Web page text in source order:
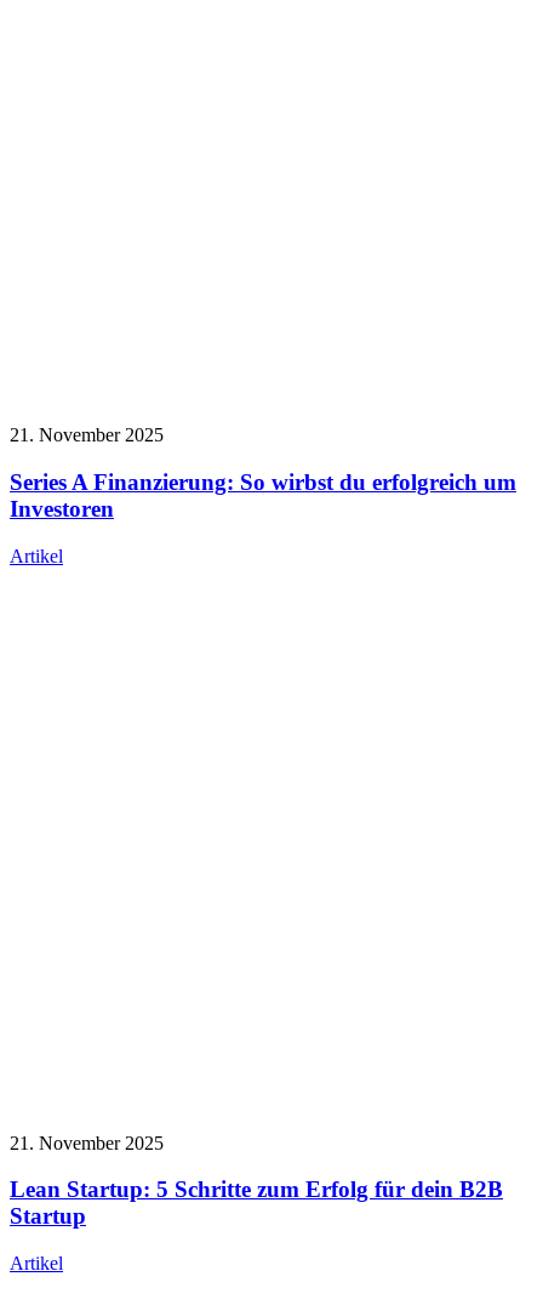
21. November 2025
Series A Finanzierung: So wirbst du erfolgreich um
Investoren
Artikel
21. November 2025
Lean Startup: 5 Schritte zum Erfolg für dein B2B
Startup
Artikel